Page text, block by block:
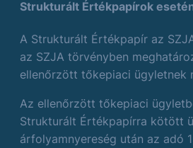
Strukturált Értékpapírok
A Strukturált Értékpapír az
az SZJA törvényben
ellenőrzött tőkepiaci ügyletnek
Az ellenőrzött tőkepiaci
Strukturált Értékpapírra kötött
árfolyamnyereség után az adó